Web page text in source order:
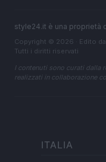
style24.it è una proprietà
Copyright © 2026 · Edito
Tutti i diritti riservati
I contenuti sono curati dalla
realizzati in collaborazione
ITALIA